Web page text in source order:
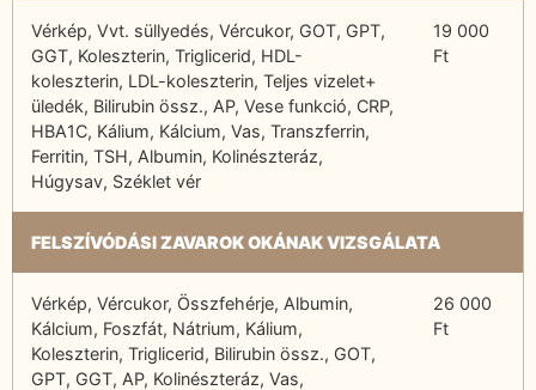
Vérkép, Vvt. süllyedés, Vércukor, GOT, GPT,
GGT, Koleszterin, Triglicerid, HDL-
koleszterin, LDL-koleszterin, Teljes vizelet+
üledék, Bilirubin össz., AP, Vese funkció, CRP,
HBA1C, Kálium, Kálcium, Vas, Transzferrin,
Ferritin, TSH, Albumin, Kolinészteráz,
Húgysav, Széklet vér
19 000
Ft
FELSZÍVÓDÁSI ZAVAROK OKÁNAK VIZSGÁLATA
Vérkép, Vércukor, Összfehérje, Albumin,
Kálcium, Foszfát, Nátrium, Kálium,
Koleszterin, Triglicerid, Bilirubin össz., GOT,
GPT, GGT, AP, Kolinészteráz, Vas,
26 000
Ft